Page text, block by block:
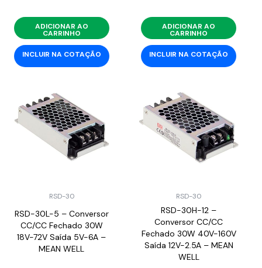
ADICIONAR AO
CARRINHO
INCLUIR NA COTAÇÃO
ADICIONAR AO
CARRINHO
INCLUIR NA COTAÇÃO
RSD-30
RSD-30L-5 – Conversor
CC/CC Fechado 30W
18V-72V Saída 5V-6A –
MEAN WELL
RSD-30
RSD-30H-12 –
Conversor CC/CC
Fechado 30W 40V-160V
Saída 12V-2.5A – MEAN
WELL